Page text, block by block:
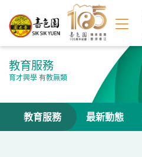
教育服務
育才興學 有教無類
教育服務 最新動態